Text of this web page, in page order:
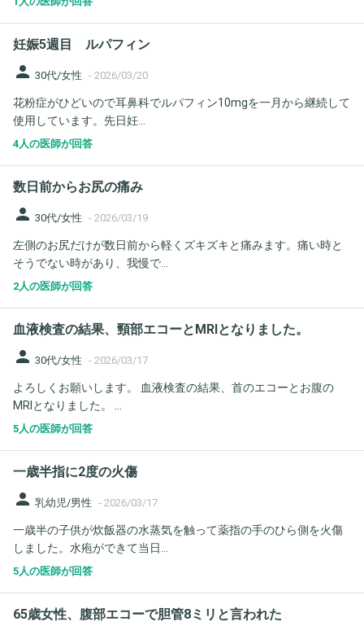
妊娠5週目 ルパフィン
person 30代/女性 - 2026/03/20
花粉症がひどいので耳鼻科でルパフィン10mgを一月から継続して
使用しています。先日妊...
4人の医師が回答
数日前からお尻の痛み
person 30代/女性 - 2026/03/19
左側のお尻だけが数日前から軽くズキズキと痛みます。痛い時と
そうでない時があり、我慢で...
2人の医師が回答
血液検査の結果、頸部エコーとMRIとなりました。
person 30代/女性 - 2026/03/17
よろしくお願いします。 血液検査の結果、首のエコーとお腹の
MRIとなりました。 ...
5人の医師が回答
一歳半指に2度の火傷
person 乳幼児/男性 - 2026/03/17
一歳半の子供が炊飯器の水蒸気を触って薬指の手のひら側を火傷
しました。水疱ができて当日...
5人の医師が回答
65歳女性、腹部エコーで胆管8ミリと言われた